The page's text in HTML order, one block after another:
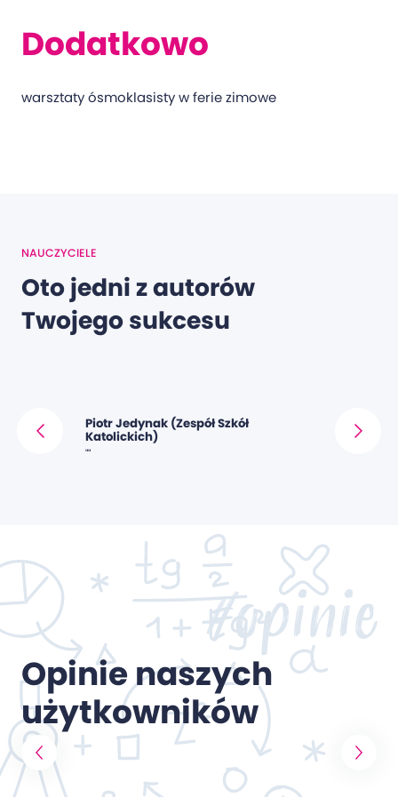
Dodatkowo
warsztaty ósmoklasisty w ferie zimowe
NAUCZYCIELE
Oto jedni z autorów
Twojego sukcesu
Piotr Jedynak (Zespół Szkół
Katolickich)
""
Mariola
Opinie naszych
użytkowników
#opinie